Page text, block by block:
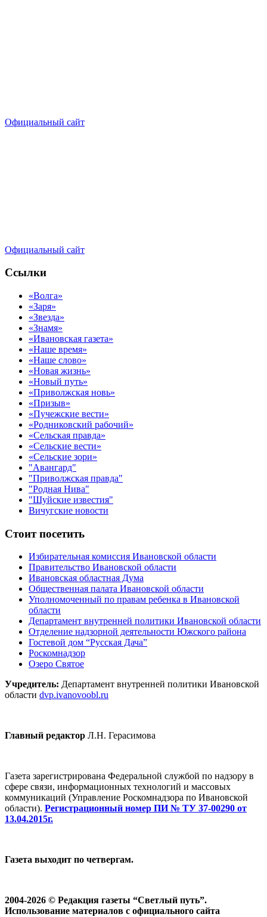
Официальный сайт
Официальный сайт
Ссылки
«Волга»
«Заря»
«Звезда»
«Знамя»
«Ивановская газета»
«Наше время»
«Наше слово»
«Новая жизнь»
«Новый путь»
«Приволжская новь»
«Призыв»
«Пучежские вести»
«Родниковский рабочий»
«Сельская правда»
«Сельские вести»
«Сельские зори»
"Авангард"
"Приволжская правда"
"Родная Нива"
"Шуйские известия"
Вичугские новости
Стоит посетить
Избирательная комиссия Ивановской области
Правительство Ивановской области
Ивановская областная Дума
Общественная палата Ивановской области
Уполномоченный по правам ребенка в Ивановской
области
Департамент внутренней политики Ивановской области
Отделение надзорной деятельности Южского района
Гостевой дом “Русская Дача”
Роскомнадзор
Озеро Святое
Учредитель: Департамент внутренней политики Ивановской
области dvp.ivanovoobl.ru
Главный редактор Л.Н. Герасимова
Газета зарегистрирована Федеральной службой по надзору в
сфере связи, информационных технологий и массовых
коммуникаций (Управление Роскомнадзора по Ивановской
области). Регистрационный номер ПИ № ТУ 37-00290 от
13.04.2015г.
Газета выходит по четвергам.
2004-2026 © Редакция газеты “Светлый путь”.
Использование материалов с официального сайта